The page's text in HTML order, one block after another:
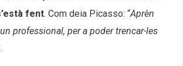
fent. Com deia Picasso: “Aprèn
professional, per a poder trencar-les